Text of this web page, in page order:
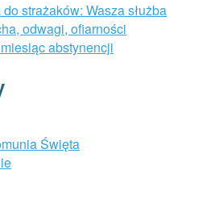
strażaków: Wasza służba
odwagi, ofiarności
abstynencji
Święta